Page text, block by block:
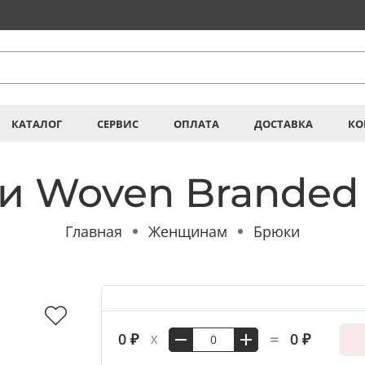
КАТАЛОГ СЕРВИС ОПЛАТА ДОСТАВКА
Woven Branded
Главная Женщинам Брюки
0 ₽ X = 0 ₽